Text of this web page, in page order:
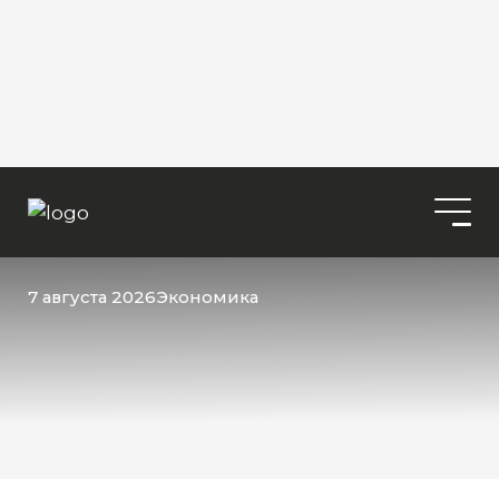
7 августа 2026Экономика